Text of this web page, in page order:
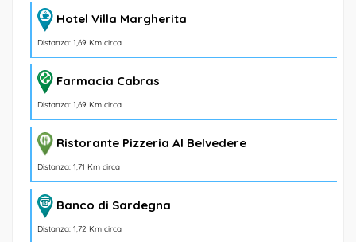
Hotel Villa Margherita
Distanza: 1,69 Km circa
Farmacia Cabras
Distanza: 1,69 Km circa
Ristorante Pizzeria Al Belvedere
Distanza: 1,71 Km circa
Banco di Sardegna
Distanza: 1,72 Km circa